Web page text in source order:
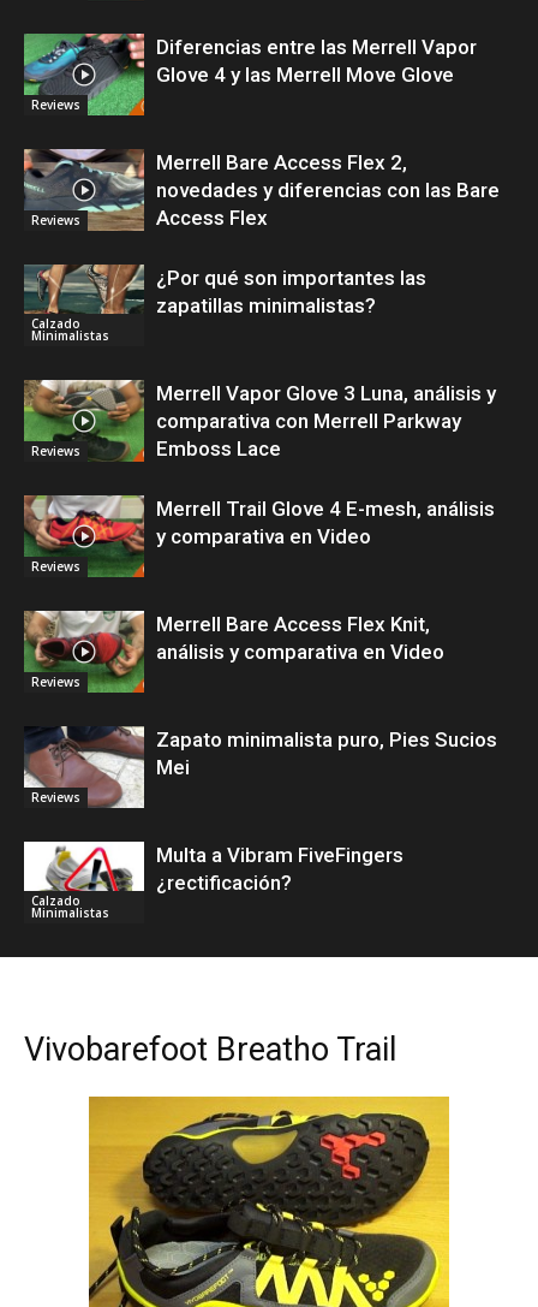
Reviews
Diferencias entre las Merrell Vapor
Glove 4 y las Merrell Move Glove
Reviews
Merrell Bare Access Flex 2,
novedades y diferencias con las Bare
Access Flex
Calzado
Minimalistas
¿Por qué son importantes las
zapatillas minimalistas?
Reviews
Merrell Vapor Glove 3 Luna, análisis y
comparativa con Merrell Parkway
Emboss Lace
Reviews
Merrell Trail Glove 4 E-mesh, análisis
y comparativa en Video
Reviews
Merrell Bare Access Flex Knit,
análisis y comparativa en Video
Reviews
Zapato minimalista puro, Pies Sucios
Mei
Calzado
Minimalistas
Multa a Vibram FiveFingers
¿rectificación?
Vivobarefoot Breatho Trail